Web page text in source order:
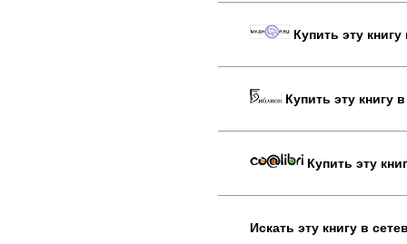
Купить эту
Купить эту книгу
Купить эту
Искать эту книгу в